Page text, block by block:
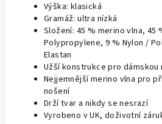
Výška: klasická
Gramáž: ultra nízká
Složení: 45 % merino vlna, 45
Polypropylene, 9 % Nylon /
Elastan
Užší konstrukce pro dámskou
Nejjemnější merino vlna pro
nošení
Drží tvar a nikdy se nesrazí
Vyrobeno v UK, doživotní